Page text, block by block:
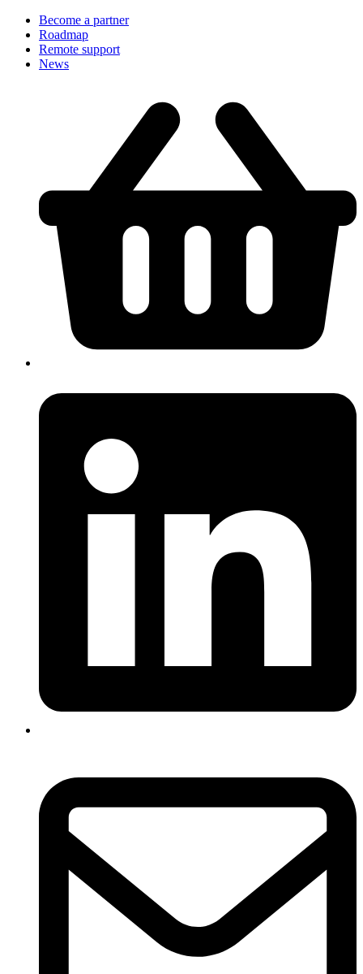
Become a partner
Roadmap
Remote support
News